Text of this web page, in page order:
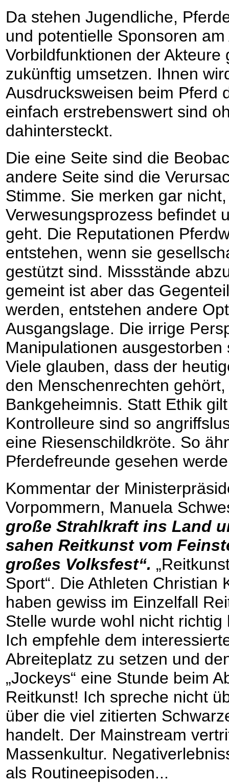
Da stehen Jugendliche,
und potentielle Sponsoren
Vorbildfunktionen der
zukünftig umsetzen. Ihnen
Ausdrucksweisen beim Pferd
einfach erstrebenswert sind
dahintersteckt.
Die eine Seite sind die
andere Seite sind die
Stimme. Sie merken gar
Verwesungsprozess befindet
geht. Die Reputationen
entstehen, wenn sie
gestützt sind. Missstände
gemeint ist aber das
werden, entstehen andere
Ausgangslage. Die irrige
Manipulationen
Viele glauben, dass der
den Menschenrechten
Bankgeheimnis. Statt Ethik
Kontrolleure sind so
eine Riesenschildkröte. So
Pferdefreunde gesehen
Kommentar der
Vorpommern, Manuela
große Strahlkraft ins Land
sahen Reitkunst vom
großes Volksfest“.
Sport“. Die Athleten
haben gewiss im Einzelfall
Stelle wurde wohl nicht
Ich empfehle dem
Abreiteplatz zu setzen und
„Jockeys“ eine Stunde beim
Reitkunst! Ich spreche nicht
über die viel zitierten
handelt. Der Mainstream
Massenkultur.
als Routineepisoden...